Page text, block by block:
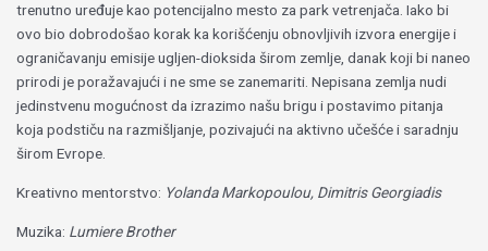
trenutno uređuje kao potencijalno mesto za park vetrenjača. Iako bi
ovo bio dobrodošao korak ka korišćenju obnovljivih izvora energije i
ograničavanju emisije ugljen-dioksida širom zemlje, danak koji bi naneo
prirodi je poražavajući i ne sme se zanemariti. Nepisana zemlja nudi
jedinstvenu mogućnost da izrazimo našu brigu i postavimo pitanja
koja podstiču na razmišljanje, pozivajući na aktivno učešće i saradnju
širom Evrope.
Kreativno mentorstvo: Yolanda Markopoulou, Dimitris Georgiadis
Muzika: Lumiere Brother